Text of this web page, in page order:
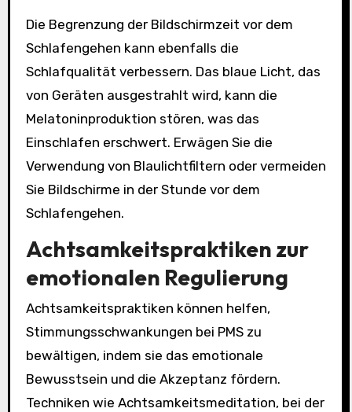
Die Begrenzung der Bildschirmzeit vor dem
Schlafengehen kann ebenfalls die
Schlafqualität verbessern. Das blaue Licht, das
von Geräten ausgestrahlt wird, kann die
Melatoninproduktion stören, was das
Einschlafen erschwert. Erwägen Sie die
Verwendung von Blaulichtfiltern oder vermeiden
Sie Bildschirme in der Stunde vor dem
Schlafengehen.
Achtsamkeitspraktiken zur
emotionalen Regulierung
Achtsamkeitspraktiken können helfen,
Stimmungsschwankungen bei PMS zu
bewältigen, indem sie das emotionale
Bewusstsein und die Akzeptanz fördern.
Techniken wie Achtsamkeitsmeditation, bei der